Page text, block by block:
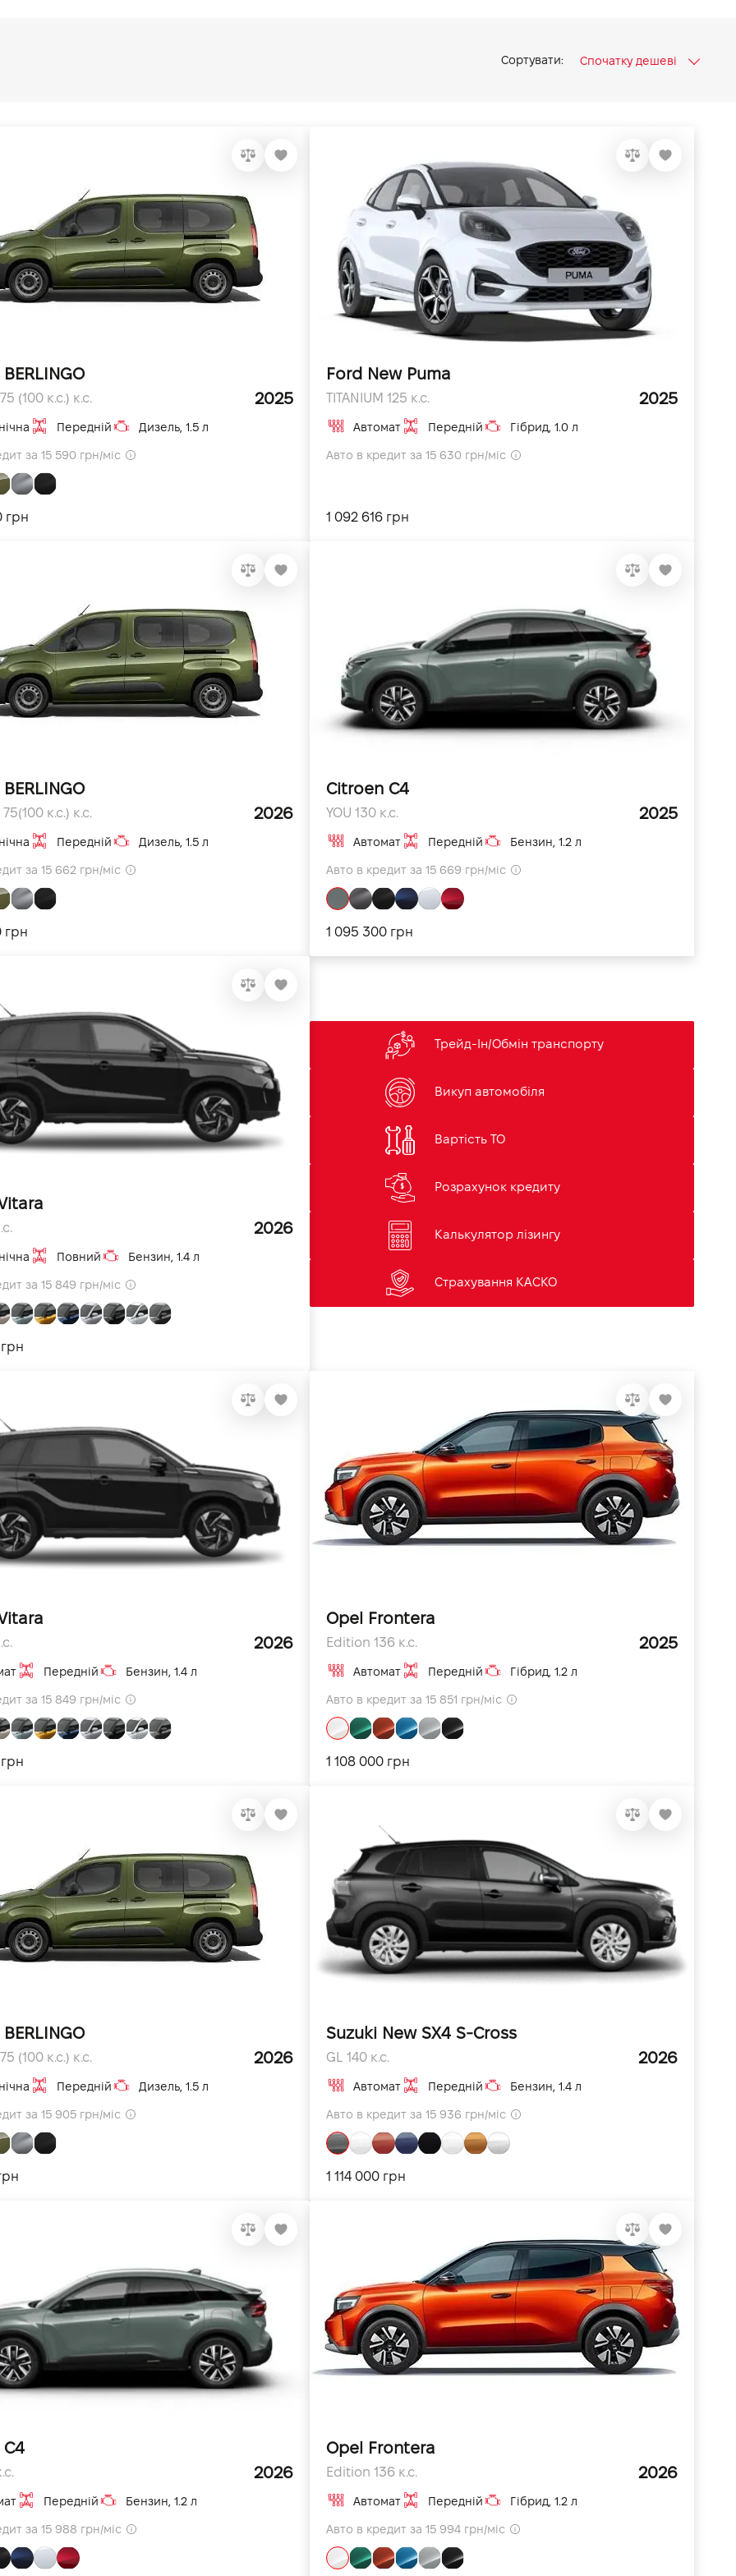
Сортувати: Спочатку дешеві
(100 к.с.) к.с. 2025
Передній Дизель, 1.5 л
за 15 590 грн/міс
грн
Ford New Puma
TITANIUM 125 к.с. 2025
Автомат Передній Гібрид, 1.0 л
Авто в кредит за 15 630 грн/міс
1 092 616 грн
75(100 к.с.) к.с. 2026
Передній Дизель, 1.5 л
за 15 662 грн/міс
грн
Citroen C4
YOU 130 к.с. 2025
Автомат Передній Бензин, 1.2 л
Авто в кредит за 15 669 грн/міс
1 095 300 грн
2026
Повний Бензин, 1.4 л
за 15 849 грн/міс
Трейд-Ін/Обмін транспорту
Викуп автомобіля
Вартість ТО
Розрахунок кредиту
Калькулятор лізингу
Страхування КАСКО
2026
Передній Бензин, 1.4 л
за 15 849 грн/міс
Opel Frontera
Edition 136 к.с. 2025
Автомат Передній Гібрид, 1.2 л
Авто в кредит за 15 851 грн/міс
1 108 000 грн
(100 к.с.) к.с. 2026
Передній Дизель, 1.5 л
за 15 905 грн/міс
Suzuki New SX4 S-Cross
GL 140 к.с. 2026
Автомат Передній Бензин, 1.4 л
Авто в кредит за 15 936 грн/міс
1 114 000 грн
2026
Передній Бензин, 1.2 л
за 15 988 грн/міс
Opel Frontera
Edition 136 к.с. 2026
Автомат Передній Гібрид, 1.2 л
Авто в кредит за 15 994 грн/міс